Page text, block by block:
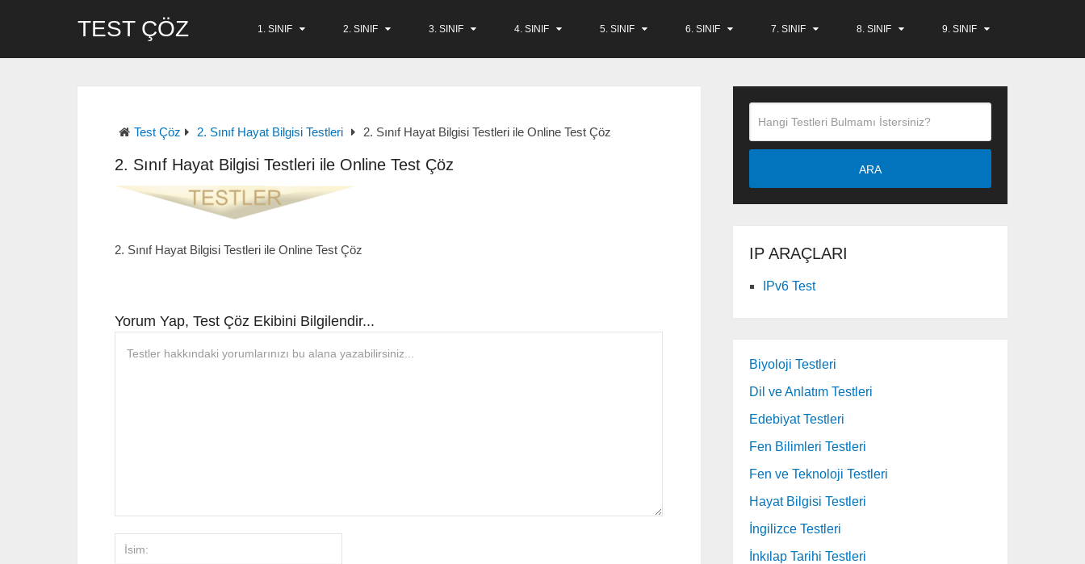
TEST ÇÖZ 1. SINIF 2. SINIF 3. SINIF 4. SINIF 5. SINIF 6. SINIF 7. SINIF 8. SINIF 9. SINIF
Test Çöz 2. Sınıf Hayat Bilgisi Testleri 2. Sınıf Hayat Bilgisi Testleri ile Online Test Çöz
2. Sınıf Hayat Bilgisi Testleri ile Online Test Çöz
2. Sınıf Hayat Bilgisi Testleri ile Online Test Çöz
Yorum Yap, Test Çöz Ekibini Bilgilendir...
ARA
IP ARAÇLARI
IPv6 Test
Biyoloji Testleri
Dil ve Anlatım Testleri
Edebiyat Testleri
Fen Bilimleri Testleri
Fen ve Teknoloji Testleri
Hayat Bilgisi Testleri
İngilizce Testleri
İnkılap Tarihi Testleri